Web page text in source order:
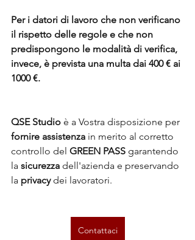
Per i datori di lavoro che non verificano
il rispetto delle regole e che non
predispongono le modalità di verifica,
invece, è prevista una multa dai 400 € ai
1000 €.
QSE Studio è a Vostra disposizione per
fornire assistenza in merito al corretto
controllo del GREEN PASS garantendo
la sicurezza dell'azienda e preservando
la privacy dei lavoratori.
Contattaci